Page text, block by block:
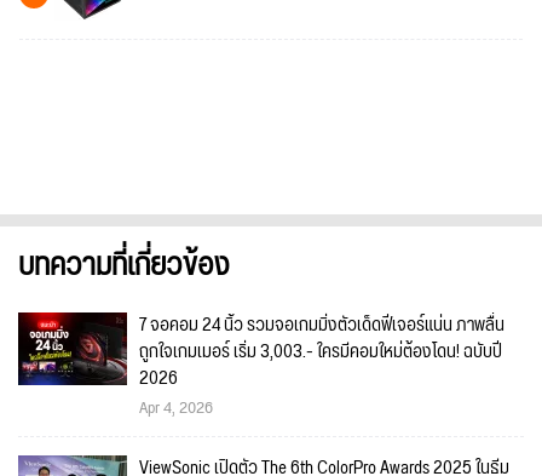
บทความที่เกี่ยวข้อง
7 จอคอม 24 นิ้ว รวมจอเกมมิ่งตัวเด็ดฟีเจอร์แน่น ภาพลื่น
ถูกใจเกมเมอร์ เริ่ม 3,003.- ใครมีคอมใหม่ต้องโดน! ฉบับปี
2026
Apr 4, 2026
ViewSonic เปิดตัว The 6th ColorPro Awards 2025 ในธีม